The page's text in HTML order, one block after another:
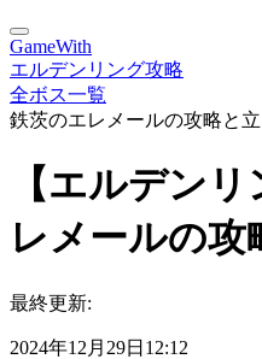
GameWith
エルデンリング攻略
全ボス一覧
鉄茨のエレメールの攻略と立
【エルデン
レメールの攻
最終更新:
2024年12月29日12:12